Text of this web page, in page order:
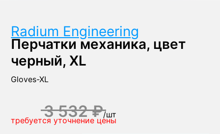
Radium Engineering
Перчатки механика, цвет
черный, XL
Gloves-XL
3 532 ₽/шт
требуется уточнение цены